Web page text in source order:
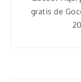
gratis de